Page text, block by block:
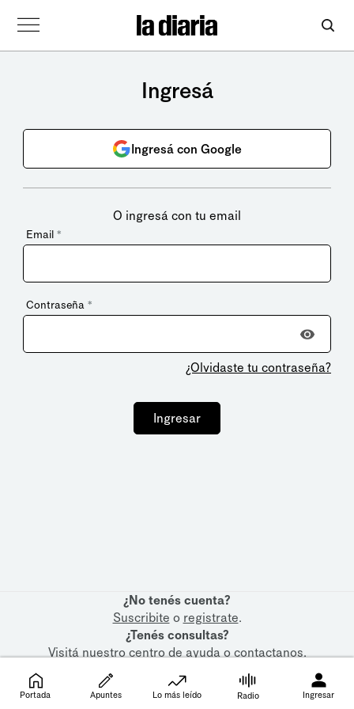
Ingresá
Ingresá con Google
O ingresá con tu email
Email *
Contraseña *
¿Olvidaste tu contraseña?
Ingresar
¿No tenés cuenta?
Suscribite o registrate.
¿Tenés consultas?
Visitá nuestrocentro de ayudaocontactanos.
Portada Apuntes Lo más leído Radio Ingresar